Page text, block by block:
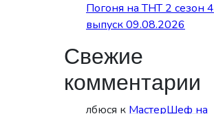
Погоня на ТНТ 2 сезон 4
выпуск 09.08.2026
Свежие
комментарии
лбюся к МастерШеф на